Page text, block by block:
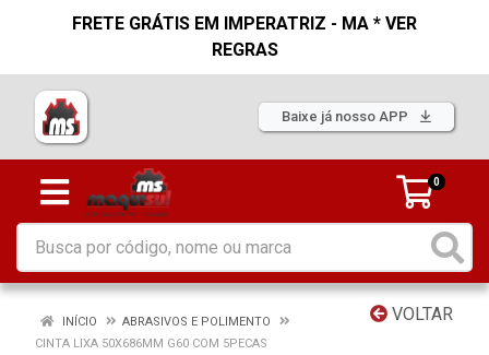
FRETE GRÁTIS EM IMPERATRIZ - MA * VER
REGRAS
Baixe já nosso APP
0
VOLTAR
INÍCIO
ABRASIVOS E POLIMENTO
CINTA LIXA 50X686MM G60 COM 5PECAS